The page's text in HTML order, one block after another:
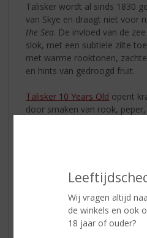
Wij vragen altijd
de winkels en ook
18 jaar of ouder?
Talisker wordt al sinds 1830
van Skye en draagt niet voor
the Sea. De invloed van de
slok, met een subtiele zilte
met warme rooktonen,
en hints van gedroogd fruit.
Talisker 10 Years Old opent
door smaken van rook,
Of je nu een ervaren
verrassen met een bijzondere
Talisker 10 Years Old is een
Perfect voor lange avonden,